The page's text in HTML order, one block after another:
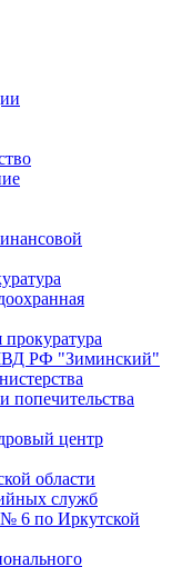
РФ "Зиминский"
попечительства
центр
области
служб
6 по Иркутской